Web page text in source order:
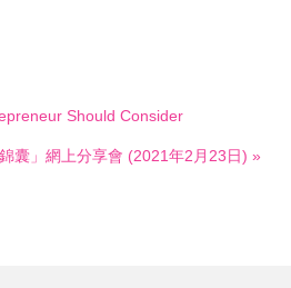
Should Consider
錦囊」網上分享會 (2021年2月23日) »